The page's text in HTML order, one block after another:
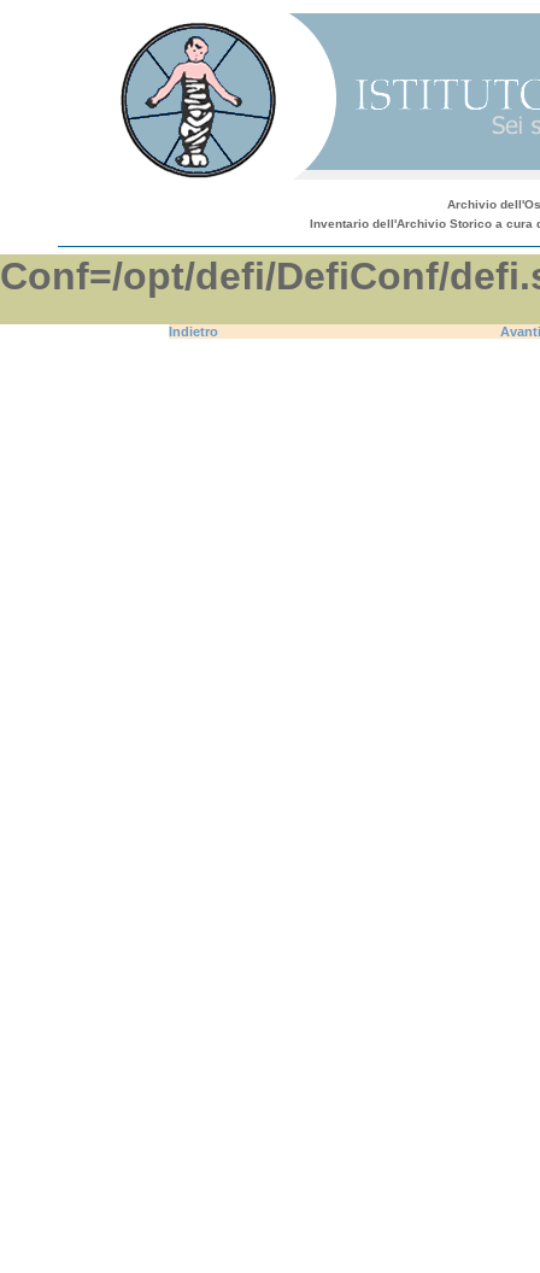
Archivio
Inventario dell'Archivio Storico a cura
Conf=/opt/defi/DefiConf/
Indietro Avanti